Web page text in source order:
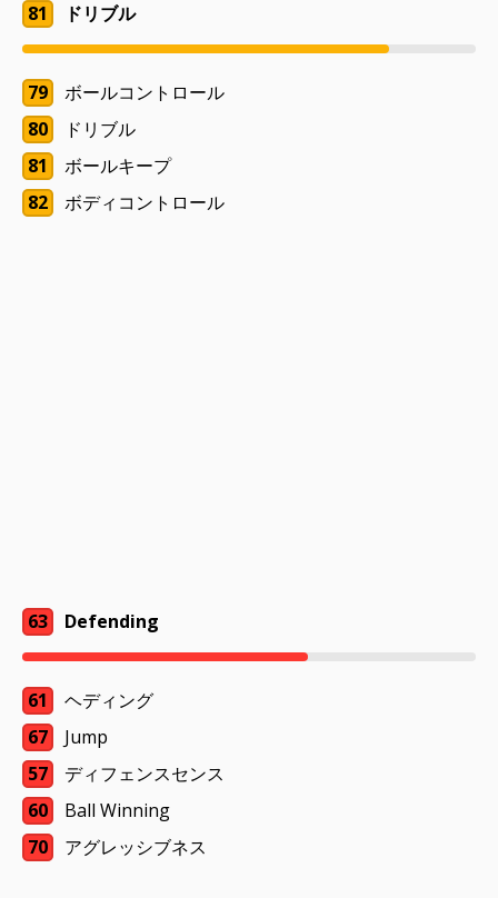
81 ドリブル
79
ボールコントロール
80
ドリブル
81
ボールキープ
82
ボディコントロール
63 Defending
61
ヘディング
67
Jump
57
ディフェンスセンス
60
Ball Winning
70
アグレッシブネス